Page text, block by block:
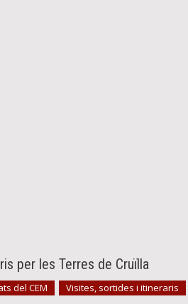
per les Terres de Cruïlla
del CEM Visites, sortides i itineraris